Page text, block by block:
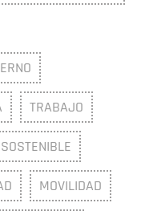
TRABAJO
MOVILIDAD